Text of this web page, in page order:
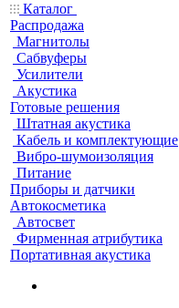
Каталог
Распродажа
Магнитолы
Сабвуферы
Усилители
Акустика
Готовые решения
Штатная акустика
Кабель и комплектующие
Вибро-шумоизоляция
Питание
Приборы и датчики
Автокосметика
Автосвет
Фирменная атрибутика
Портативная акустика